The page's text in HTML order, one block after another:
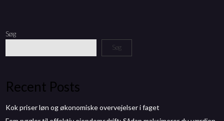
Søg
Søg
Recent Posts
Kok priser løn og økonomiske overvejelser i faget